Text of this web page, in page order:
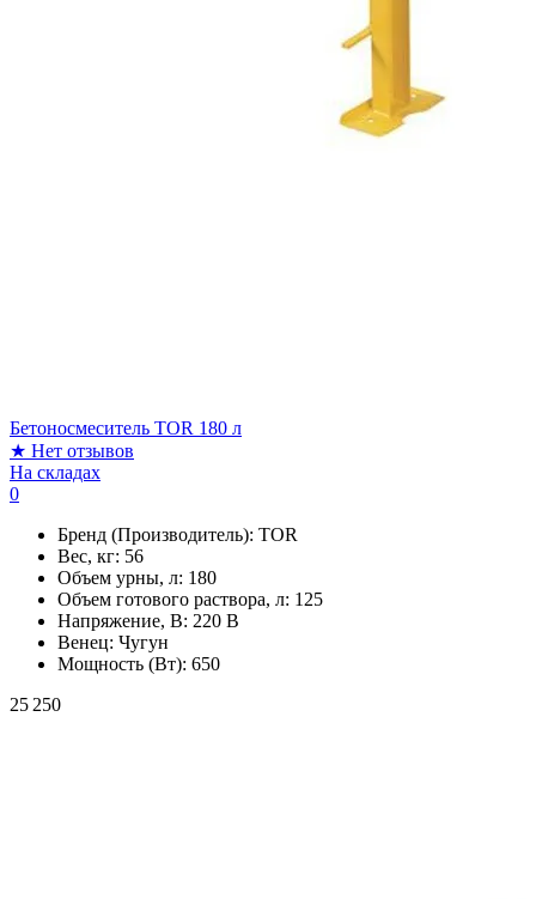
Бетоносмеситель TOR 180 л
★ Нет отзывов
На складах
0
Бренд (Производитель): TOR
Вес, кг: 56
Объем урны, л: 180
Объем готового раствора, л: 125
Напряжение, В: 220 В
Венец: Чугун
Мощность (Вт): 650
25 250